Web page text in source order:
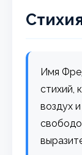
Имя
стихий,
воздух